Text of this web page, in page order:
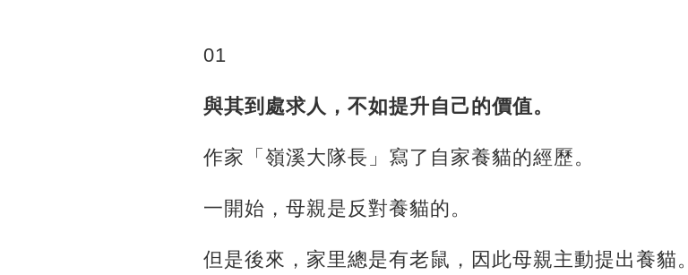
01
與其到處求人，不如提升自己的價值。
作家「嶺溪大隊長」寫了自家養貓的經歷。
一開始，母親是反對養貓的。
但是後來，家里總是有老鼠，因此母親主動提出養貓。